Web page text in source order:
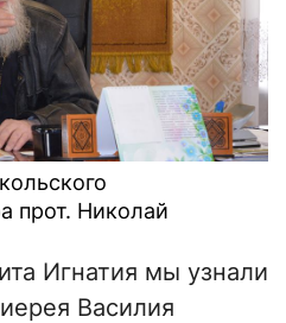
прот. Николай
Игнатия мы узнали
Василия